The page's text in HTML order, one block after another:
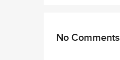
No Comments